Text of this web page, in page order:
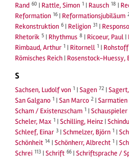
Rand 60 | Rattle, Simon 1 | Rausch 18 |
Reformation 16 | Reformationsjubiläum
Rekonstruktion 6 | Religion 31 |
Rhetorik 5 | Rhythmus 8 | Ricoeur, Paul |
Rimbaud, Arthur 1 | Ritornell 1 | Rohstoff
Römisches Reich | Rosenstock-Huessy,
S
Sachsen, Ludolf von 1 |Sagen 72 |
San Galgano 1 |San Marco 2 |Sarmatien
Scham / Existenzscham 1 |Schauspieler
Scheler, Max 1 |Schilling, Heinz |
Schleef, Einar 3 |Schmelzer, Björn 1 |
Schönheit 14 |Schönherr, Albrecht 1 |
Schrei 113 |Schrift 66 |Schriftsprache /